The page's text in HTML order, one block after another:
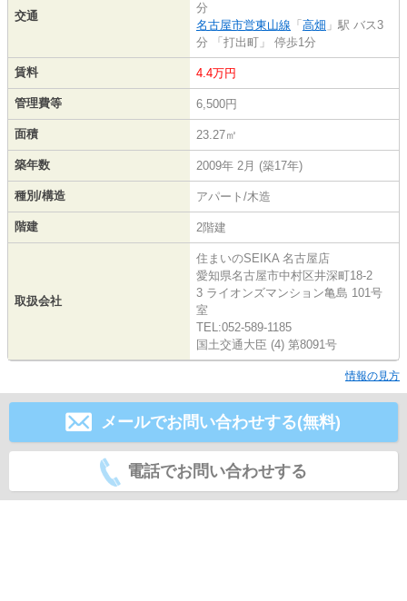
交通
分
名古屋市営東山線 「 高畑 」駅 バス3
分 「打出町」 停歩1分
賃料 4.4万円
管理費等 6,500円
面積 23.27㎡
築年数 2009年 2月 (築17年)
種別/構造 アパート/木造
階建 2階建
取扱会社
住まいのSEIKA 名古屋店
愛知県名古屋市中村区井深町18-2
3 ライオンズマンション亀島 101号
室
TEL:052-589-1185
国土交通大臣 (4) 第8091号
情報の見方
メールでお問い合わせする(無料)
電話でお問い合わせする